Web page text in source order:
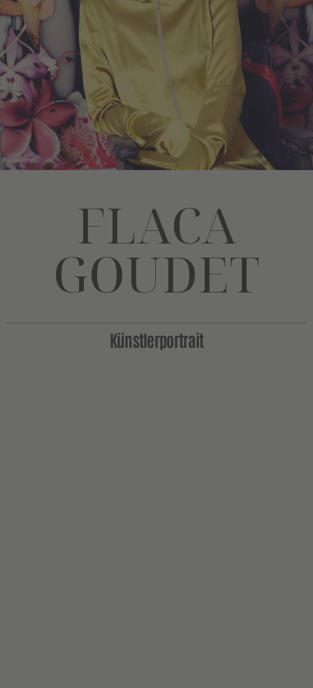
FLACA
GOUDET
Künstlerportrait